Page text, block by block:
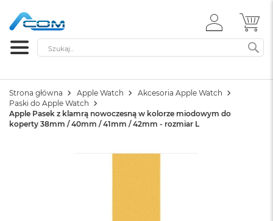
ZALOGUJ
SIĘ
Szukaj
Strona główna Apple Watch
Akcesoria Apple Watch
Paski do Apple Watch
Apple Pasek z klamrą nowoczesną w kolorze miodowym do
koperty 38mm / 40mm / 41mm / 42mm - rozmiar L